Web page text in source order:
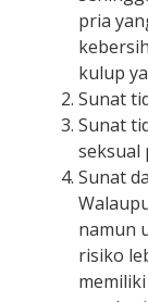
pria
kulup
Sunat
Sunat
seksual
Sunat
namun
risiko